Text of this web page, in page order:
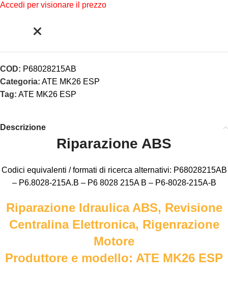
Accedi per visionare il prezzo
COD: P68028215AB
Categoria: ATE MK26 ESP
Tag: ATE MK26 ESP
Descrizione
Riparazione ABS
Codici equivalenti / formati di ricerca alternativi: P68028215AB
– P6.8028-215A.B – P6 8028 215A B – P6-8028-215A-B
Riparazione Idraulica ABS, Revisione
Centralina Elettronica, Rigenrazione
Motore
Produttore e modello: ATE MK26 ESP